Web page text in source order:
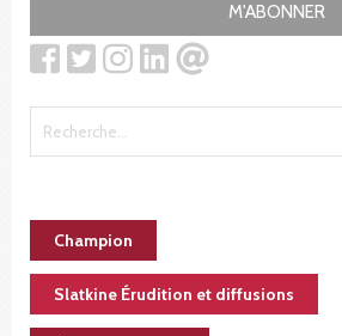
M'ABONNER
Champion
Slatkine Érudition et diffusions